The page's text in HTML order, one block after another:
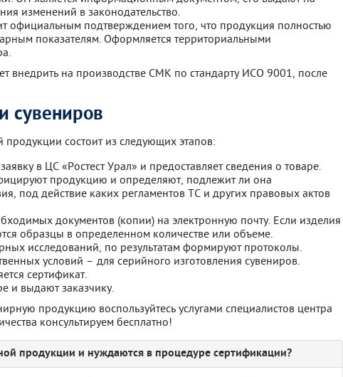
изменений в законодательство.
официальным подтверждением того, что продукция полностью
показателям. Оформляется территориальными
внедрить на производстве СМК по стандарту ИСО 9001, после
сувениров
состоит из следующих этапов:
в ЦС «Ростест Урал» и предоставляет сведения о товаре.
продукцию и определяют, подлежит ли она
под действие каких регламентов ТС и других правовых актов
документов (копии) на электронную почту. Если изделия
образцы в определенном количестве или объеме.
исследований, по результатам формируют протоколы.
условий – для серийного изготовления сувениров.
сертификат.
и выдают заказчику.
продукцию воспользуйтесь услугами специалистов центра
консультируем бесплатно!
продукции и нуждаются в процедуре сертификации?